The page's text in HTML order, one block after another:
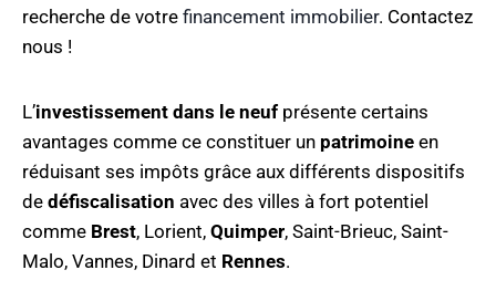
recherche de votre financement immobilier. Contactez
nous !
L’investissement dans le neuf présente certains
avantages comme ce constituer un patrimoine en
réduisant ses impôts grâce aux différents dispositifs
de défiscalisation avec des villes à fort potentiel
comme Brest, Lorient, Quimper, Saint-Brieuc, Saint-
Malo, Vannes, Dinard et Rennes.